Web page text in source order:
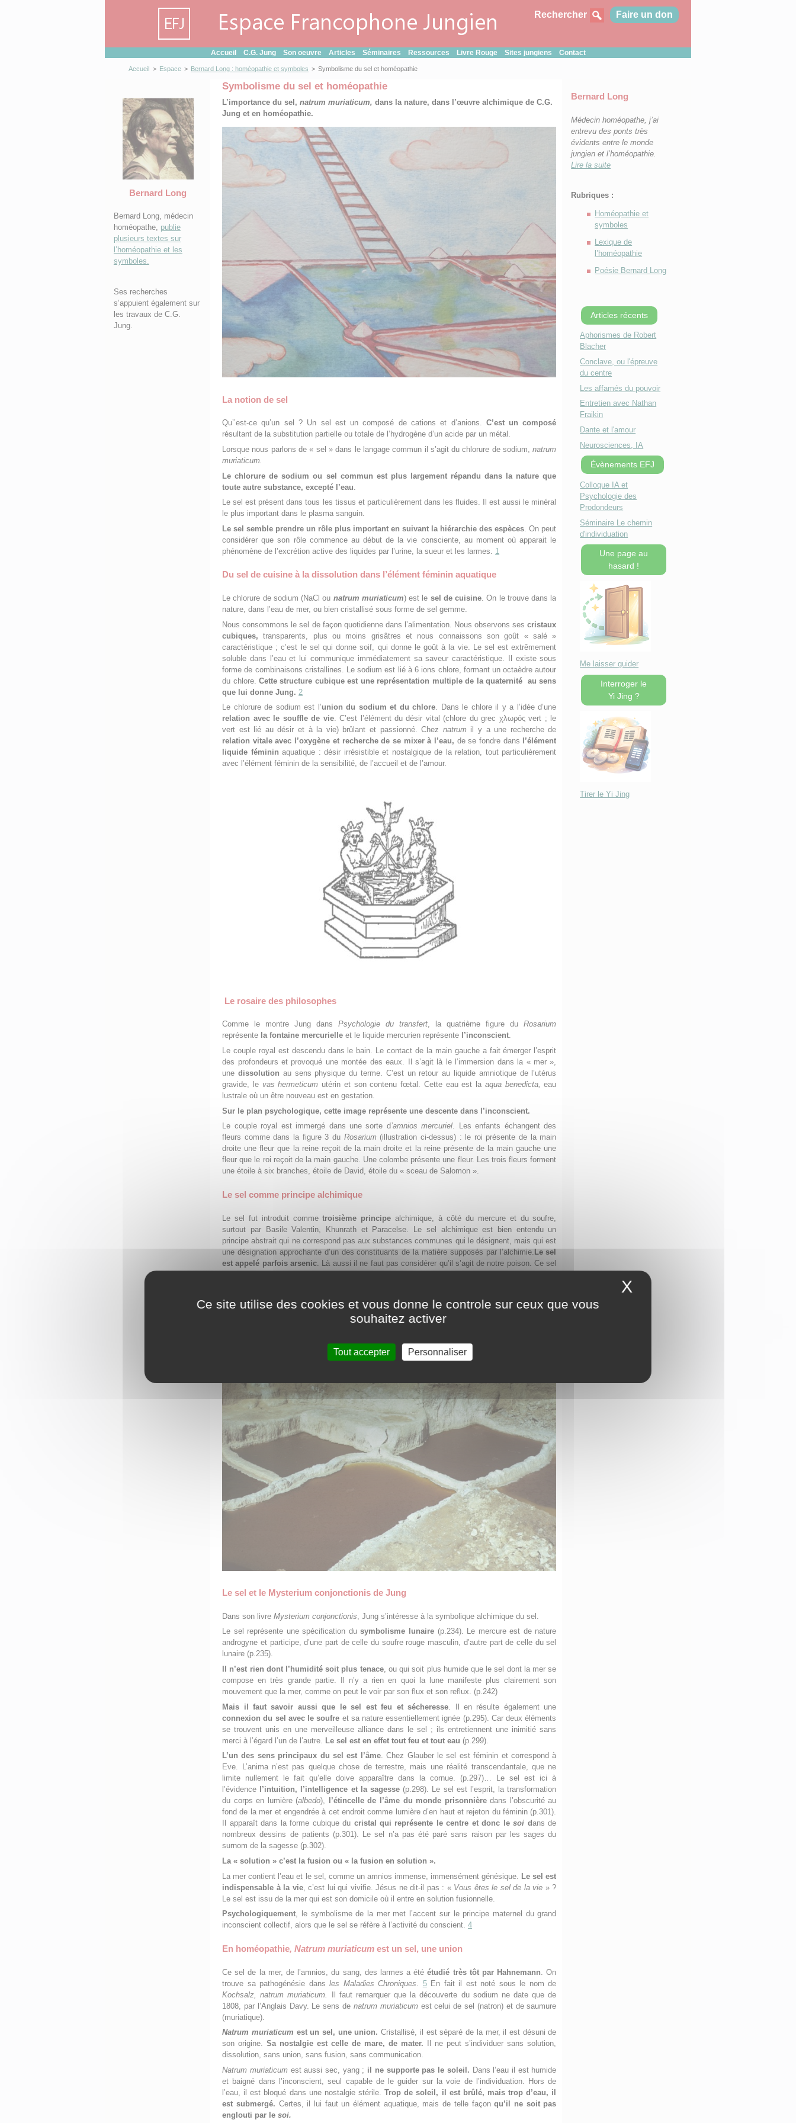
Rechercher Faire un don
Accueil C.G. Jung Son oeuvre Articles Séminaires Ressources Livre Rouge Sites jungiens Contact
Accueil > Espace > Bernard Long : homéopathie et symboles > Symbolisme du sel et homéopathie
Bernard Long
Bernard Long, médecin
homéopathe, publie
plusieurs textes sur
l’homéopathie et les
symboles.
Ses recherches
s’appuient également sur
les travaux de C.G.
Jung.
Symbolisme du sel et homéopathie
L’importance du sel, natrum muriaticum, dans la nature, dans l’œuvre alchimique de C.G.
Jung et en homéopathie.
La notion de sel
Qu’’est-ce qu’un sel ? Un sel est un composé de cations et d’anions. C’est un composé
résultant de la substitution partielle ou totale de l’hydrogène d’un acide par un métal.
Lorsque nous parlons de « sel » dans le langage commun il s’agit du chlorure de sodium,natrum
muriaticum.
Le chlorure de sodium ou sel commun est plus largement répandu dans la nature que
toute autre substance, excepté l’eau
Le sel est présent dans tous les tissus et particulièrement dans les fluides. Il est aussi le minéral
le plus important dans le plasma sanguin.
Le sel semble prendre un rôle plus important en suivant la hiérarchie des espèces . On peut
considérer que son rôle commence au début de la vie consciente, au moment où apparait le
phénomène de l’excrétion active des liquides par l’urine, la sueur et les larmes. 1
Du sel de cuisine à la dissolution dans l’élément féminin aquatique
Le chlorure de sodium (NaCl ou natrum muriaticum) est le sel de cuisine. On le trouve dans la
nature, dans l’eau de mer, ou bien cristallisé sous forme de sel gemme.
Nous consommons le sel de façon quotidienne dans l’alimentation. Nous observons sescristaux
cubiques, transparents, plus ou moins grisâtres et nous connaissons son goût « salé »
caractéristique ; c’est le sel qui donne soif, qui donne le goût à la vie. Le sel est extrêmement
soluble dans l’eau et lui communique immédiatement sa saveur caractéristique. Il existe sous
forme de combinaisons cristallines. Le sodium est lié à 6 ions chlore, formant un octaèdre autour
du chlore. Cette structure cubique est une représentation multiple de la quaternité au sens
que lui donne Jung. 2
Le chlorure de sodium est l’union du sodium et du chlore. Dans le chlore il y a l’idée d’une
relation avec le souffle de vie. C’est l’élément du désir vital (chlore du grec χλωρός vert ; le
vert est lié au désir et à la vie) brûlant et passionné. Chez natrum il y a une recherche de
relation vitale avec l’oxygène et recherche de se mixer à l’eau, de se fondre dans
l’élément
liquide féminin aquatique : désir irrésistible et nostalgique de la relation, tout particulièrement
avec l’élément féminin de la sensibilité, de l’accueil et de l’amour.
Le rosaire des philosophes
Comme le montre Jung dansPsychologie du transfert, la quatrième figure du Rosarium
représente la fontaine mercurielle et le liquide mercurien représente l’inconscient.
Le couple royal est descendu dans le bain. Le contact de la main gauche a fait émerger l’esprit
des profondeurs et provoqué une montée des eaux. Il s’agit là le l’immersion dans la « mer »,
une dissolution au sens physique du terme. C’est un retour au liquide amniotique de l’utérus
gravide, le vas hermeticum utérin et son contenu fœtal. Cette eau est la aqua benedicta, eau
lustrale où un être nouveau est en gestation.
Sur le plan psychologique, cette image représente une descente dans l’inconscient.
Le couple royal est immergé dans une sorte d’amnios mercuriel. Les enfants échangent des
fleurs comme dans la figure 3 du Rosarium (illustration ci-dessus) : le roi présente de la main
droite une fleur que la reine reçoit de la main droite et la reine présente de la main gauche une
fleur que le roi reçoit de la main gauche. Une colombe présente une fleur. Les trois fleurs forment
une étoile à six branches, étoile de David, étoile du « sceau de Salomon ».
Le sel comme principe alchimique
Le sel fut introduit commetroisième principe alchimique, à côté du mercure et du soufre,
surtout par Basile Valentin, Khunrath et Paracelse. Le sel alchimique est bien entendu un
principe abstrait qui ne correspond pas aux substances communes qui le désignent, mais qui est
une désignation approchante d’un des constituants de la matière supposés par l’alchimie.Le sel
est appelé parfois arsenic . Là aussi il ne faut pas considérer qu’il s’agit de notre poison. Ce sel
Ainsi l’alchimie décompose-t-elle une chose en ses constituants: le principe salé qui
correspond au corps, le principe sulfureux qui brûle, correspondant à l’âme et le principe
mercuriel correspondant à l’esprit qui se manifeste comme un élément volatil.
Le sel et le Mysterium conjonctionis de Jung
Dans son livreMysterium conjonctionis , Jung s’intéresse à la symbolique alchimique du sel.
Le sel représente une spécification dusymbolisme lunaire (p.234). Le mercure est de nature
androgyne et participe, d’une part de celle du soufre rouge masculin, d’autre part de celle du sel
lunaire (p.235).
Il n’est rien dont l’humidité soit plus tenace, ou qui soit plus humide que le sel dont la mer se
compose en très grande partie. Il n’y a rien en quoi la lune manifeste plus clairement son
mouvement que la mer, comme on peut le voir par son flux et son reflux. (p.242)
Mais il faut savoir aussi que le sel est feu et sécheresse . Il en résulte également une
connexion du sel avec le soufre et sa nature essentiellement ignée (p.295). Car deux éléments
se trouvent unis en une merveilleuse alliance dans le sel ; ils entretiennent une inimitié sans
merci à l’égard l’un de l’autre. Le sel est en effet tout feu et tout eau (p.299).
L’un des sens principaux du sel est l’âme. Chez Glauber le sel est féminin et correspond à
Eve. L’anima n’est pas quelque chose de terrestre, mais une réalité transcendantale, que ne
limite nullement le fait qu’elle doive apparaître dans la cornue. (p.297)… Le sel est ici à
l’évidence
l’intuition, l’intelligence et la sagesse (p.298). Le sel est l’esprit, la transformation
du corps en lumière (albedo), l’étincelle de l’âme du monde prisonnièredans l’obscurité au
fond de la mer et engendrée à cet endroit comme lumière d’en haut et rejeton du féminin (p.301).
Il apparaît dans la forme cubique du cristal qui représente le centre et donc lesoi dans de
nombreux dessins de patients (p.301). Le sel n’a pas été paré sans raison par les sages du
surnom de la sagesse (p.302).
La « solution » c’est la fusion ou « la fusion en solution ».
La mer contient l’eau et le sel, comme un amnios immense, immensément génésique. Le sel est
indispensable à la vie, c’est lui qui vivifie. Jésus ne dit-il pas : « Vous êtes le sel de la vie » ?
Le sel est issu de la mer qui est son domicile où il entre en solution fusionnelle.
Psychologiquement, le symbolisme de la mer met l’accent sur le principe maternel du grand
inconscient collectif, alors que le sel se réfère à l’activité du conscient.4
En homéopathie, Natrum muriaticum est un sel, une union
Ce sel de la mer, de l’amnios, du sang, des larmes a étéétudié très tôt par Hahnemann . On
trouve sa pathogénésie dansles Maladies Chroniques 5En fait il est noté sous le nom de
Kochsalz, natrum muriaticum.
Il faut remarquer que la découverte du sodium ne date que de
1808, par l’Anglais Davy. Le sens de natrum muriaticum est celui de sel (natron) et de saumure
(muriatique).
Natrum muriaticum est un sel, une union. Cristallisé, il est séparé de la mer, il est désuni de
son origine.Sa nostalgie est celle de mare, de mater. Il ne peut s’individuer sans solution,
dissolution, sans union, sans fusion, sans communication.
Natrum muriaticum est aussi sec, yang ; il ne supporte pas le soleil. Dans l’eau il est humide
et baigné dans l’inconscient, seul capable de le guider sur la voie de l’individuation. Hors de
l’eau, il est bloqué dans une nostalgie stérile.Trop de soleil, il est brûlé, mais trop d’eau, il
est submergé. Certes, il lui faut un élément aquatique, mais de telle façonqu’il ne soit pas
englouti par lesoi.
Bernard Long
Médecin homéopathe, j’ai
entrevu des ponts très
évidents entre le monde
jungien et l’homéopathie.
Lire la suite
Rubriques :
Homéopathie et
symboles
Lexique de
l’homéopathie
Poésie Bernard Long
Articles récents
Aphorismes de Robert
Blacher
Conclave, ou l'épreuve
du centre
Les affamés du pouvoir
Entretien avec Nathan
Fraikin
Dante et l'amour
Neurosciences, IA
Évènements EFJ
Colloque IA et
Psychologie des
Prodondeurs
Séminaire Le chemin
d'individuation
Une page au
hasard !
Me laisser guider
Interroger le
Yi Jing ?
Tirer le Yi Jing
Ce site utilise des cookies et vous donne le controle sur ceux que vous
souhaitez activer
Tout accepter Personnaliser
X Masquer le